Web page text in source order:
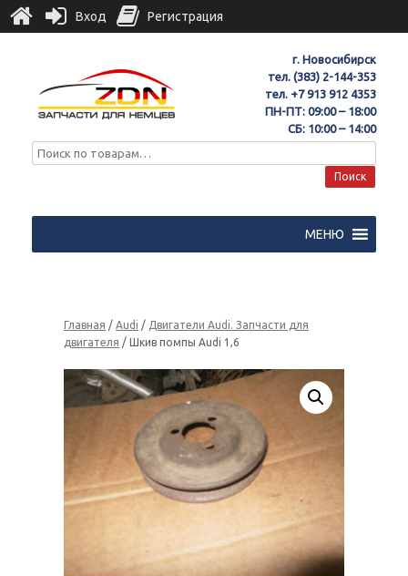
г. Новосибирск
тел. (383) 2-144-353
тел. +7 913 912 4353
ПН-ПТ: 09:00 – 18:00
СБ: 10:00 – 14:00
Поиск
МЕНЮ
Главная / Audi / Двигатели Audi. Запчасти для
двигателя / Шкив помпы Audi 1,6
Вход Регистрация